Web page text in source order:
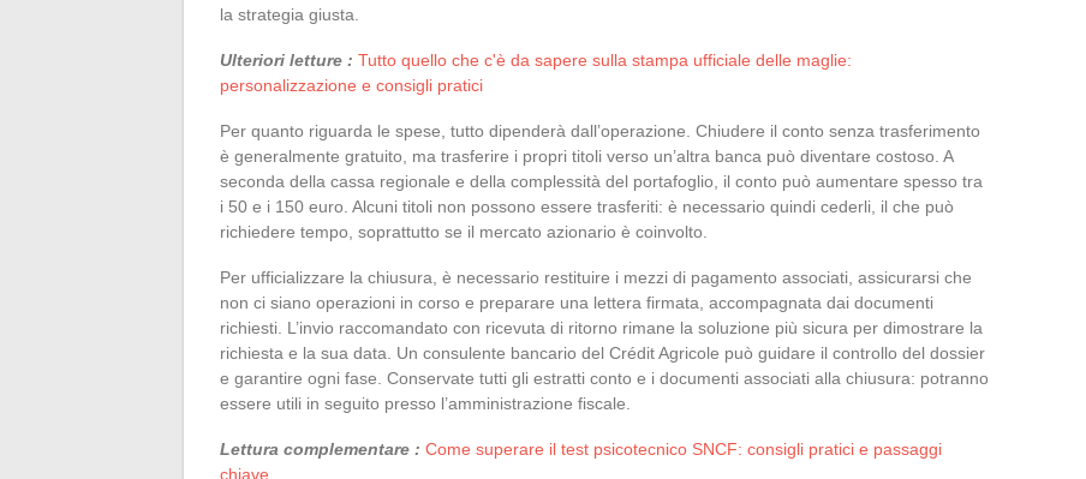
la strategia giusta.
Ulteriori letture : Tutto quello che c'è da sapere sulla stampa ufficiale delle maglie:
personalizzazione e consigli pratici
Per quanto riguarda le spese, tutto dipenderà dall’operazione. Chiudere il conto senza trasferimento
è generalmente gratuito, ma trasferire i propri titoli verso un’altra banca può diventare costoso. A
seconda della cassa regionale e della complessità del portafoglio, il conto può aumentare spesso tra
i 50 e i 150 euro. Alcuni titoli non possono essere trasferiti: è necessario quindi cederli, il che può
richiedere tempo, soprattutto se il mercato azionario è coinvolto.
Per ufficializzare la chiusura, è necessario restituire i mezzi di pagamento associati, assicurarsi che
non ci siano operazioni in corso e preparare una lettera firmata, accompagnata dai documenti
richiesti. L’invio raccomandato con ricevuta di ritorno rimane la soluzione più sicura per dimostrare la
richiesta e la sua data. Un consulente bancario del Crédit Agricole può guidare il controllo del dossier
e garantire ogni fase. Conservate tutti gli estratti conto e i documenti associati alla chiusura: potranno
essere utili in seguito presso l’amministrazione fiscale.
Lettura complementare : Come superare il test psicotecnico SNCF: consigli pratici e passaggi
chiave